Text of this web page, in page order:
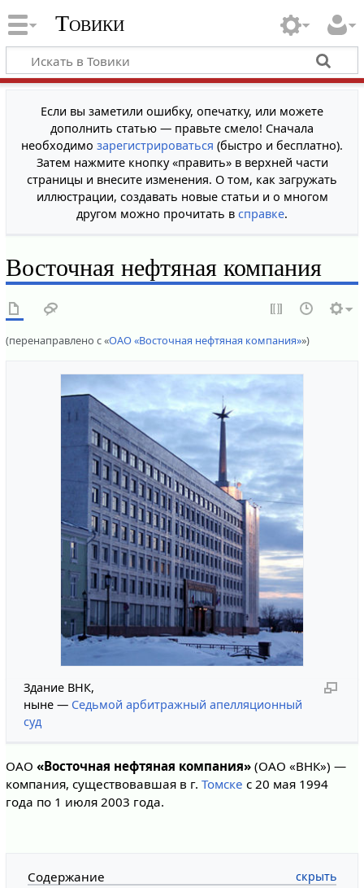
Товики
Если вы заметили ошибку, опечатку, или можете
дополнить статью — правьте смело! Сначала
необходимо зарегистрироваться (быстро и бесплатно).
Затем нажмите кнопку «править» в верхней части
страницы и внесите изменения. О том, как загружать
иллюстрации, создавать новые статьи и о многом
другом можно прочитать в справке.
Восточная нефтяная компания
(перенаправлено с «ОАО «Восточная нефтяная компания»»)
Здание ВНК,
ныне — Седьмой арбитражный апелляционный
суд
ОАО «Восточная нефтяная компания»(ОАО «ВНК») —
компания, существовавшая в г. Томске с 20 мая 1994
года по 1 июля 2003 года.
Содержание